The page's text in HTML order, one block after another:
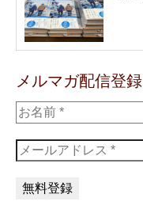
メルマガ配信登録